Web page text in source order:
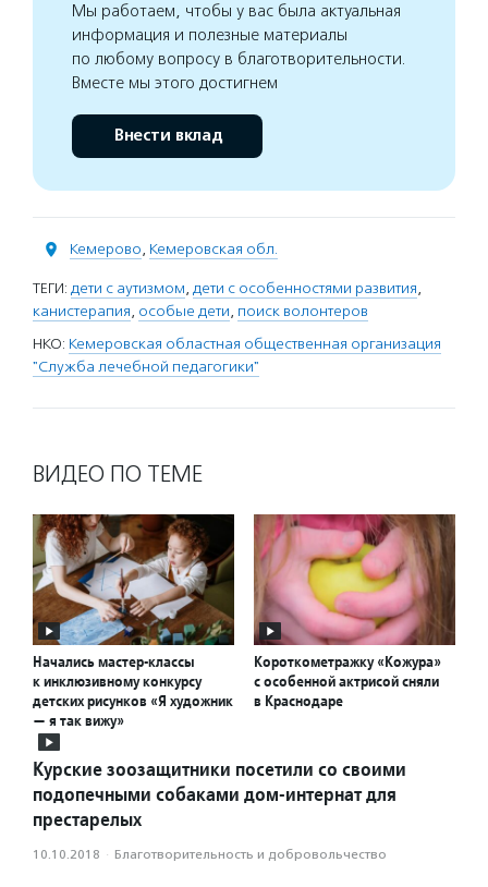
Мы работаем, чтобы у вас была актуальная
информация и полезные материалы
по любому вопросу в благотворительности.
Вместе мы этого достигнем
Внести вклад
Кемерово, Кемеровская обл.
ТЕГИ: дети с аутизмом, дети с особенностями развития,
канистерапия, особые дети, поиск волонтеров
НКО: Кемеровская областная общественная организация
"Служба лечебной педагогики"
ВИДЕО ПО ТЕМЕ
Начались мастер-классы
к инклюзивному конкурсу
детских рисунков «Я художник
— я так вижу»
Короткометражку «Кожура»
с особенной актрисой сняли
в Краснодаре
Курские зоозащитники посетили со своими
подопечными собаками дом-интернат для
престарелых
10.10.2018 · Благотвори­тель­ность и доброволь­чест­во